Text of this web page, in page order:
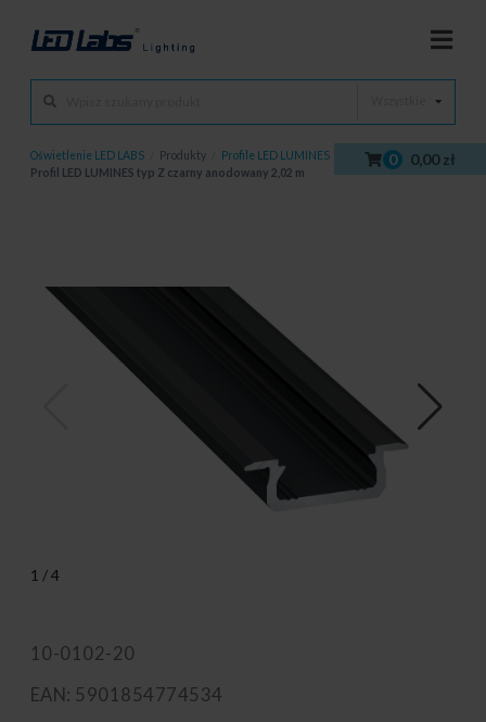
0 0,00 zł
Oświetlenie LED LABS Produkty Profile LED LUMINES Profile LED
Profil LED LUMINES typ Z czarny anodowany 2,02 m
1 /4
10-0102-20
EAN: 5901854774534